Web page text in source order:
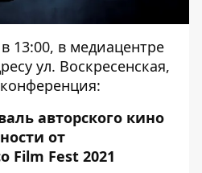
13:00, в медиацентре
ул. Воскресенская,
авторского кино
от
Film Fest 2021